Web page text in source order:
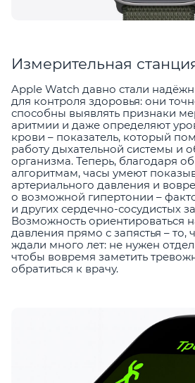
Измерительная
Apple Watch давно стали
для контроля здоровья: они
способны выявлять признаки
аритмии и даже определяют
крови – показатель, который
работу дыхательной системы и
организма. Теперь, благодаря
алгоритмам, часы умеют
артериального давления и
о возможной гипертонии –
и других сердечно-сосудистых
Возможность ориентироваться
давления прямо с запястья – то,
ждали много лет: не нужен
чтобы вовремя заметить
обратиться к врачу.